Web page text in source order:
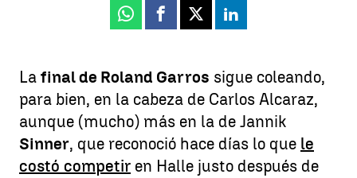
Whatsapp
Facebook
X Linkedin
La final de Roland Garros sigue coleando,
para bien, en la cabeza de Carlos Alcaraz,
aunque (mucho) más en la de Jannik
Sinner, que reconoció hace días lo que le
costó competir en Halle justo después de